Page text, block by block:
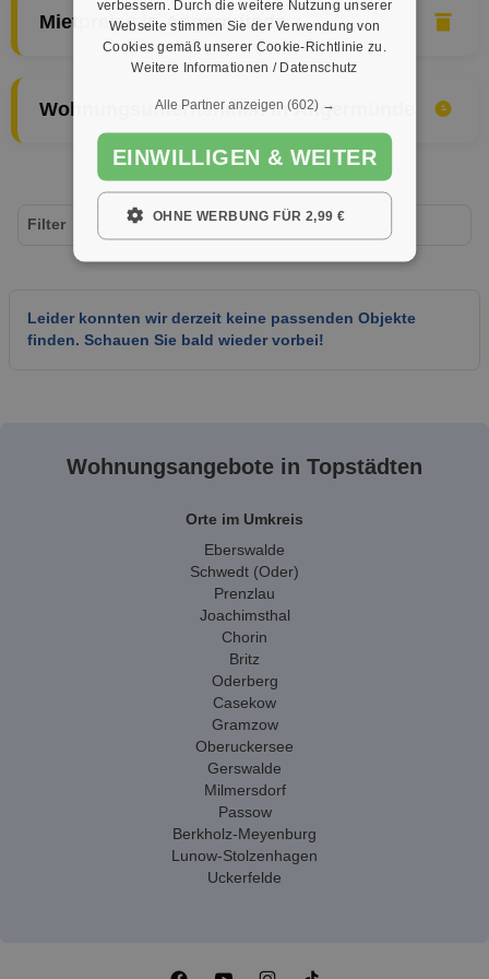
Mietpreise in Angermünde
Wohnungsunternehmen in Angermünde
Leider konnten wir derzeit keine passenden Objekte
finden. Schauen Sie bald wieder vorbei!
Filter
Wohnungsangebote in Topstädten
Orte im Umkreis
Eberswalde
Schwedt (Oder)
Prenzlau
Joachimsthal
Chorin
Britz
Oderberg
Casekow
Gramzow
Oberuckersee
Gerswalde
Milmersdorf
Passow
Berkholz-Meyenburg
Lunow-Stolzenhagen
Uckerfelde
verbessern. Durch die weitere Nutzung unserer
Webseite stimmen Sie der Verwendung von
Cookies gemäß unserer Cookie-Richtlinie zu.
Weitere Informationen / Datenschutz
Alle Partner anzeigen (602) →
EINWILLIGEN & WEITER
OHNE WERBUNG FÜR 2,99 €